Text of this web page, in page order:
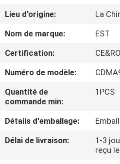
VIDÉOS
SUJET
DE
NOUS
VISITE
DE
Lieu d'origine:
La
Nom de marque:
EST
Certification:
Numéro de modèle:
Quantité de
commande min:
1PCS
Détails d'emballage:
Délai de livraison:
1-3
reçu